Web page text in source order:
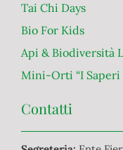
Tai Chi Days
Bio For Kids
Api & Biodiversità
Mini-Orti “I Saperi
Contatti